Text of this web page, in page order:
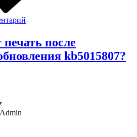
после
kb5015807?